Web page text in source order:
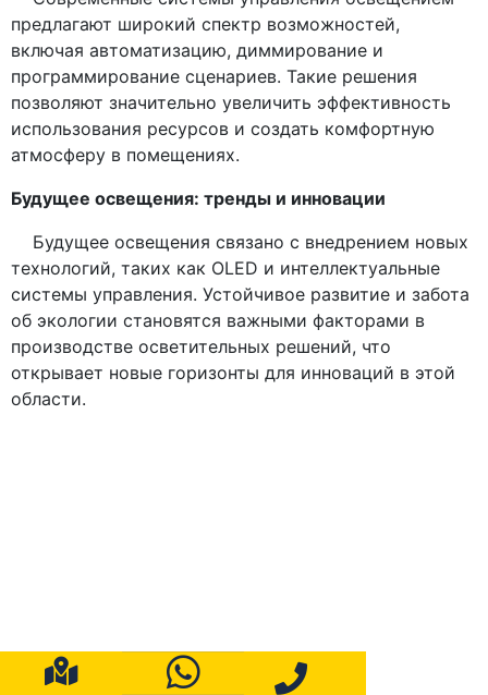
предлагают широкий спектр возможностей,
включая автоматизацию, диммирование и
программирование сценариев. Такие решения
позволяют значительно увеличить эффективность
использования ресурсов и создать комфортную
атмосферу в помещениях.
Будущее освещения: тренды и инновации
Будущее освещения связано с внедрением новых
технологий, таких как OLED и интеллектуальные
системы управления. Устойчивое развитие и забота
об экологии становятся важными факторами в
производстве осветительных решений, что
открывает новые горизонты для инноваций в этой
области.